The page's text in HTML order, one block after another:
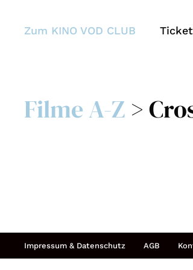
Zum KINO VOD CLUB
Filme A-Z >
Impressum & Datenschutz AGB